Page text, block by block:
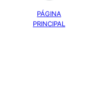
PÁGINA
PRINCIPAL